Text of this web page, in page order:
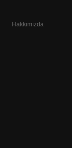
Hakkımızda